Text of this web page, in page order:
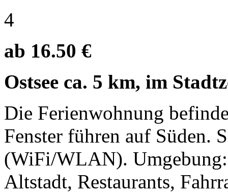
4
ab 16.50 €
Ostsee ca. 5 km, im
Die Ferienwohnung
Fenster führen auf Süden.
(WiFi/WLAN). Umgebung:
Altstadt, Restaurants,